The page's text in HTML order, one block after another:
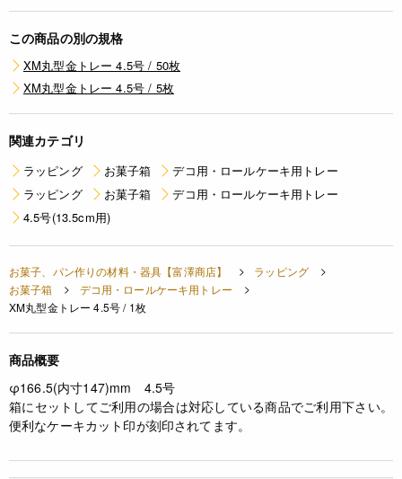
この商品の別の規格
XM丸型金トレー 4.5号 / 50枚
XM丸型金トレー 4.5号 / 5枚
関連カテゴリ
ラッピング お菓子箱
デコ用・ロールケーキ用トレー
ラッピング
お菓子箱
デコ用・ロールケーキ用トレー
4.5号(13.5cm用)
お菓子、パン作りの材料・器具【富澤商店】
ラッピング
お菓子箱
デコ用・ロールケーキ用トレー
XM丸型金トレー 4.5号 / 1枚
商品概要
φ166.5(内寸147)mm 4.5号
箱にセットしてご利用の場合は対応している商品でご利用下さい。
便利なケーキカット印が刻印されてます。